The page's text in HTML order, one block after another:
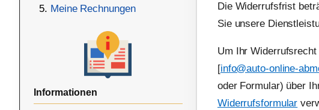
Meine Rechnungen
Informationen
Die Widerrufsfrist
Sie unsere
Um Ihr
[info@auto-online-
oder Formular) über
Widerrufsformular